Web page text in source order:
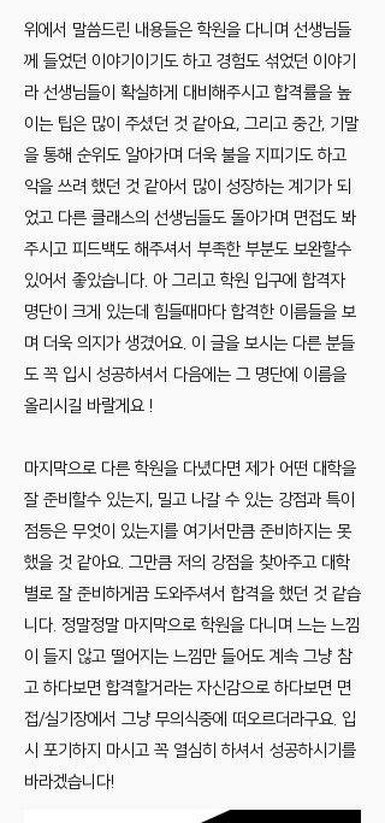
위에서 말씀드린 내용들은 학원을 다니며 선생님들
께 들었던 이야기이기도 하고 경험도 섞었던 이야기
라 선생님들이 확실하게 대비해주시고 합격률을 높
이는 팁은 많이 주셨던 것 같아요, 그리고 중간, 기말
을 통해 순위도 알아가며 더욱 불을 지피기도 하고
악을 쓰려 했던 것 같아서 많이 성장하는 계기가 되
었고 다른 클래스의 선생님들도 돌아가며 면접도 봐
주시고 피드백도 해주셔서 부족한 부분도 보완할수
있어서 좋았습니다. 아 그리고 학원 입구에 합격자
명단이 크게 있는데 힘들때마다 합격한 이름들을 보
며 더욱 의지가 생겼어요. 이 글을 보시는 다른 분들
도 꼭 입시 성공하셔서 다음에는 그 명단에 이름을
올리시길 바랄게요 !
마지막으로 다른 학원을 다녔다면 제가 어떤 대학을
잘 준비할수 있는지, 밀고 나갈 수 있는 강점과 특이
점등은 무엇이 있는지를 여기서만큼 준비하지는 못
했을 것 같아요. 그만큼 저의 강점을 찾아주고 대학
별로 잘 준비하게끔 도와주셔서 합격을 했던 것 같습
니다. 정말정말 마지막으로 학원을 다니며 느는 느낌
이 들지 않고 떨어지는 느낌만 들어도 계속 그냥 참
고 하다보면 합격할거라는 자신감으로 하다보면 면
접/실기장에서 그냥 무의식중에 떠오르더라구요. 입
시 포기하지 마시고 꼭 열심히 하셔서 성공하시기를
바라겠습니다!